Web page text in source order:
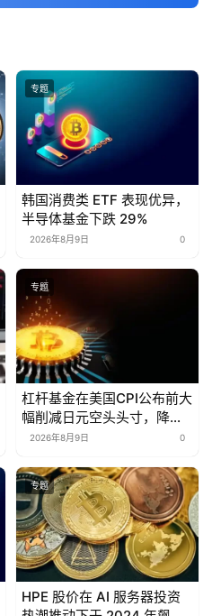
专题
韩国消费类 ETF 表现优异，
半导体基金下跌 29%
2026年8月9日 0
专题
杠杆基金在美国CPI公布前大
幅削减日元空头头寸，降幅
创2007年以来最大
2026年8月9日 0
专题
HPE 股价在 AI 服务器投资